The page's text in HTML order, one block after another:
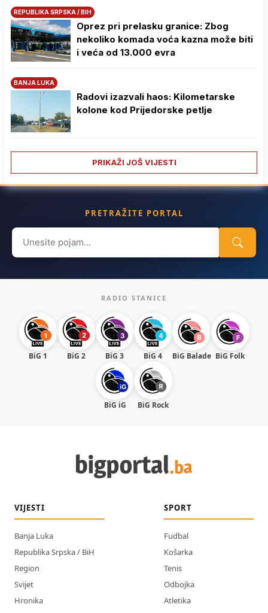
REPUBLIKA SRPSKA / BIH
Oprez pri prelasku granice: Zbog
nekoliko komada voća kazna može biti
i veća od 13.000 evra
BANJA LUKA
Radovi izazvali haos: Kilometarske
kolone kod Prijedorske petlje
PRIKAŽI JOŠ VIJESTI
PRETRAŽITE PORTAL
Search
for:
RADIO STANICE
BiG 1 BiG 2 BiG 3 BiG 4 BiG Balade BiG Folk
BiG iG BiG Rock
VIJESTI
Banja Luka
Republika Srpska / BiH
Region
Svijet
Hronika
SPORT
Fudbal
Košarka
Tenis
Odbojka
Atletika